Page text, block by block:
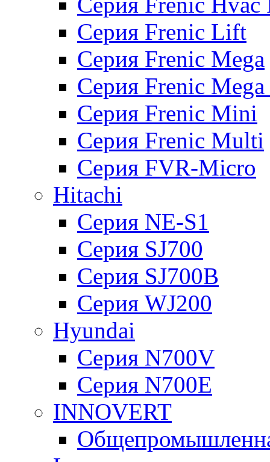
Серия Frenic Lift
Серия Frenic Mega
Серия Frenic Mega
Серия Frenic Mini
Серия Frenic Multi
Серия FVR-Micro
Hitachi
Серия NE-S1
Серия SJ700
Серия SJ700B
Серия WJ200
Hyundai
Серия N700V
Серия N700Е
INNOVERT